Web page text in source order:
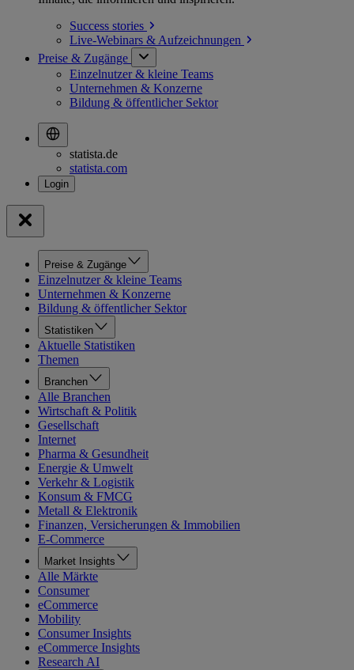
Success stories
Live-Webinars & Aufzeichnungen
Preise & Zugänge
Einzelnutzer & kleine Teams
Unternehmen & Konzerne
Bildung & öffentlicher Sektor
statista.de
statista.com
Preise & Zugänge
Einzelnutzer & kleine Teams
Unternehmen & Konzerne
Bildung & öffentlicher Sektor
Statistiken
Aktuelle Statistiken
Themen
Branchen
Alle Branchen
Wirtschaft & Politik
Gesellschaft
Internet
Pharma & Gesundheit
Energie & Umwelt
Verkehr & Logistik
Konsum & FMCG
Metall & Elektronik
Finanzen, Versicherungen & Immobilien
E-Commerce
Market Insights
Alle Märkte
Consumer
eCommerce
Mobility
Consumer Insights
eCommerce Insights
Research AI